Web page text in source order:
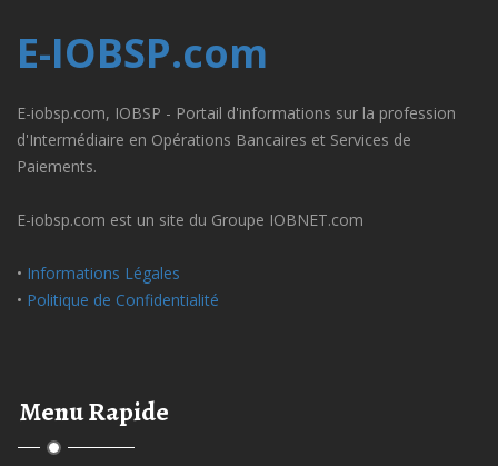
E-IOBSP.com
E-iobsp.com, IOBSP - Portail d'informations sur la profession
d'Intermédiaire en Opérations Bancaires et Services de
Paiements.
E-iobsp.com est un site du Groupe IOBNET.com
• Informations Légales
• Politique de Confidentialité
Menu Rapide